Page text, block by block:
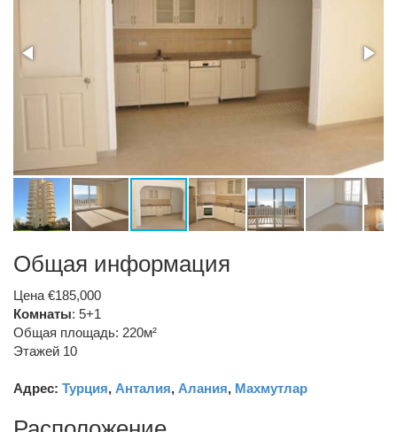
Общая информация
Цена €185,000
Комнаты: 5+1
Общая площадь: 220м²
Этажей 10
Адрес: Турция, Анталия, Алания, Махмутлар